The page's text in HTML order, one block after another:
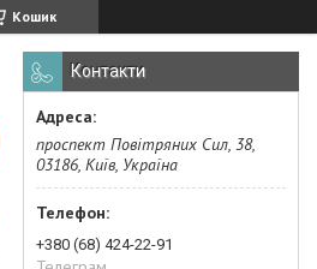
Кошик
Контакти
проспект Повітряних Сил, 38,
03186, Київ, Україна
+380 (68) 424-22-91